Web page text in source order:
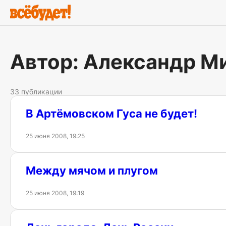
Автор: Александр
33 публикации
В Артёмовском Гуса не будет!
25 июня 2008, 19:25
Между мячом и плугом
25 июня 2008, 19:19